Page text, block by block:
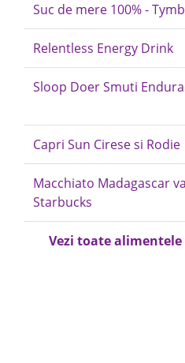
Suc de mere 100% -
Relentless Energy Drink
Sloop Doer Smuti
Capri Sun Cirese si Rodie
Macchiato Madagascar
Starbucks
Vezi toate